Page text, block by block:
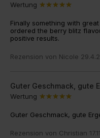
Wertung
Finally something with great
ordered the berry blitz
positive results.
Rezension von Nicole
Guter Geschmack, gute
Wertung
Guter Geschmack, gute
Rezension von Christian